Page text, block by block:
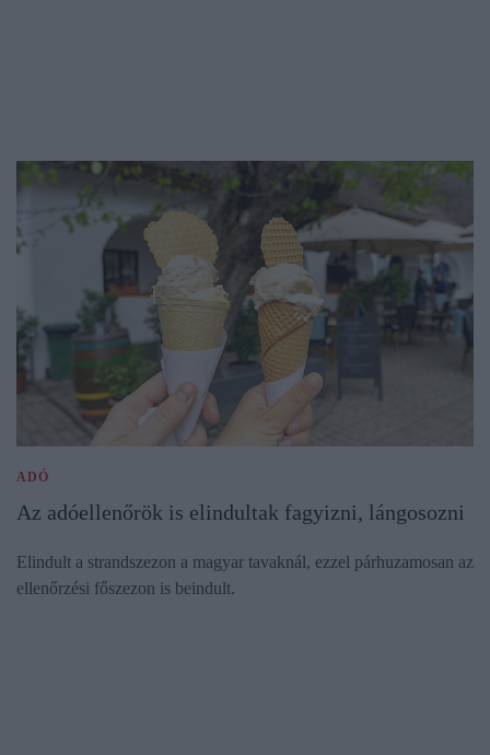
ADÓ
Az adóellenőrök is elindultak fagyizni, lángosozni
Elindult a strandszezon a magyar tavaknál, ezzel párhuzamosan az
ellenőrzési főszezon is beindult.